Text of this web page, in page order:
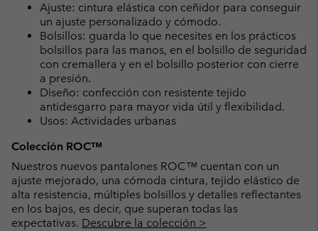
Ajuste: cintura elástica con ceñidor para conseguir
un ajuste personalizado y cómodo.
Bolsillos: guarda lo que necesites en los prácticos
bolsillos para las manos, en el bolsillo de seguridad
con cremallera y en el bolsillo posterior con cierre
a presión.
Diseño: confección con resistente tejido
antidesgarro para mayor vida útil y flexibilidad.
Usos: Actividades urbanas
Colección ROC™
Nuestros nuevos pantalones ROC™ cuentan con un
ajuste mejorado, una cómoda cintura, tejido elástico de
alta resistencia, múltiples bolsillos y detalles reflectantes
en los bajos, es decir, que superan todas las
expectativas. Descubre la colección >